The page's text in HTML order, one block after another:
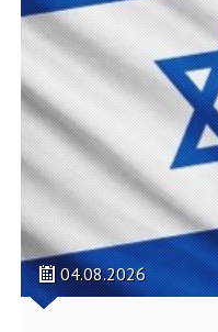
04.08.2026